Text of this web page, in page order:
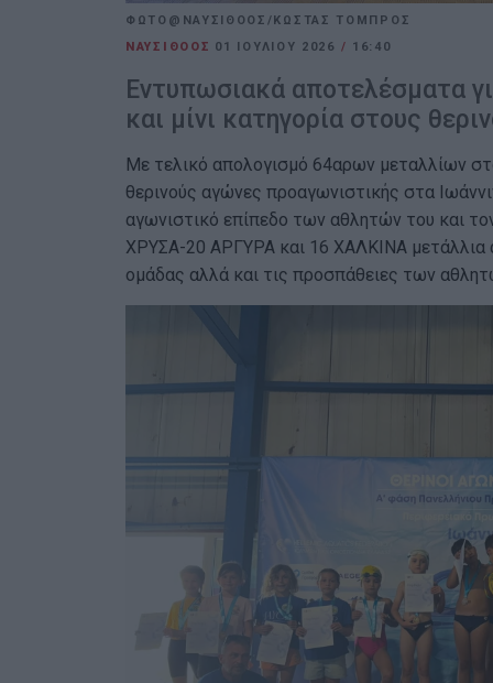
ΦΩΤΟ@ΝΑΥΣΙΘΟΟΣ/ΚΩΣΤΑΣ ΤΟΜΠΡΟΣ
ΝΑΥΣΙΘΟΟΣ 01 ΙΟΥΛΊΟΥ 2026 / 16:40
Εντυπωσιακά αποτελέσματα
και μίνι κατηγορία στους
Με τελικό απολογισμό 64αρων μεταλλίων
θερινούς αγώνες προαγωνιστικής στα
αγωνιστικό επίπεδο των αθλητών του και
ΧΡΥΣΑ-20 ΑΡΓΥΡΑ και 16 ΧΑΛΚΙΝΑ μετάλλια
ομάδας αλλά και τις προσπάθειες των